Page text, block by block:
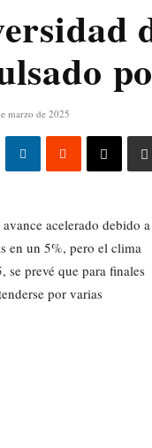
marzo de 2025
acelerado debido a
en un 5%, pero el clima
prevé que para finales
por varias